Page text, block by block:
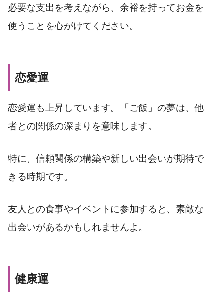
必要な支出を考えながら、余裕を持ってお金を
使うことを心がけてください。
恋愛運
恋愛運も上昇しています。「ご飯」の夢は、他
者との関係の深まりを意味します。
特に、信頼関係の構築や新しい出会いが期待で
きる時期です。
友人との食事やイベントに参加すると、素敵な
出会いがあるかもしれませんよ。
健康運